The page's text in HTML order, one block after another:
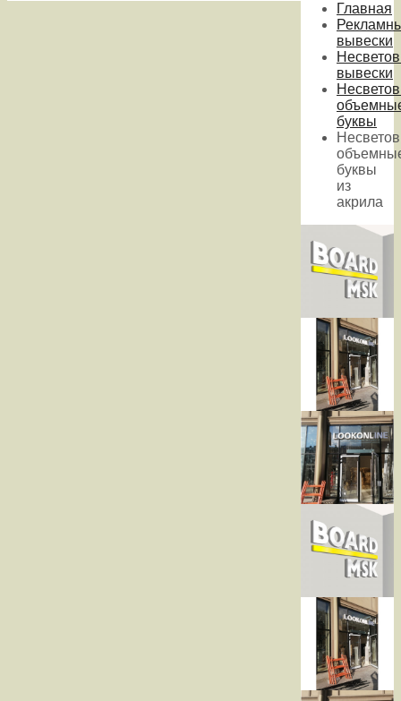
Главная
вывески
вывески
буквы
буквы
из
акрила